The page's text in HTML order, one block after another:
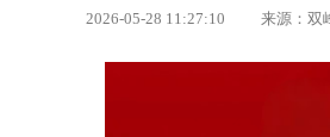
2026-05-28 11:27:10 来源：双